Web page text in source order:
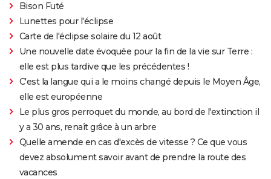
Bison Futé
Lunettes pour l'éclipse
Carte de l'éclipse solaire du 12 août
Une nouvelle date évoquée pour la fin de la vie sur Terre :
elle est plus tardive que les précédentes !
C'est la langue qui a le moins changé depuis le Moyen Âge,
elle est européenne
Le plus gros perroquet du monde, au bord de l'extinction il
y a 30 ans, renaît grâce à un arbre
Quelle amende en cas d'excès de vitesse ? Ce que vous
devez absolument savoir avant de prendre la route des
vacances